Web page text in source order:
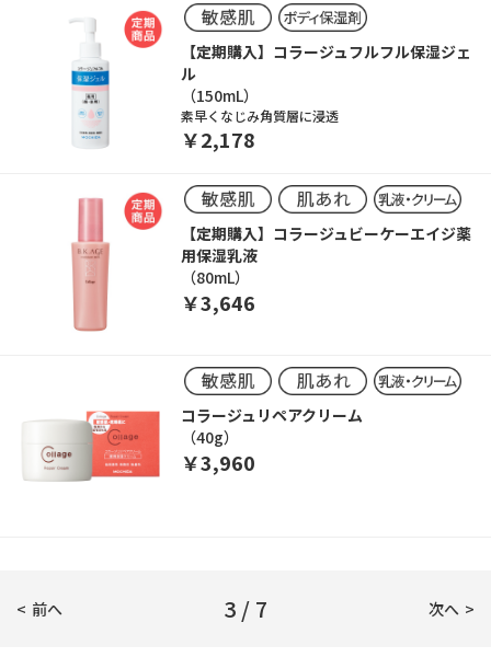
【定期購入】コラージュフルフル保湿ジェ
ル
（150mL）
素早くなじみ角質層に浸透
￥2,178
【定期購入】コラージュビーケーエイジ薬
用保湿乳液
（80mL）
￥3,646
コラージュリペアクリーム
（40g）
￥3,960
前へ 3 / 7 次へ